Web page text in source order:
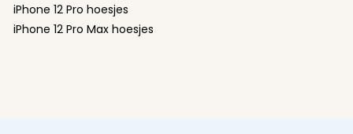
iPhone 12 Pro hoesjes
iPhone 12 Pro Max hoesjes